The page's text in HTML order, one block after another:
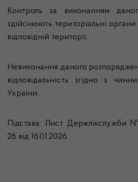
Контроль за виконанням
здійснюють територіальні
відповідній території.
Невиконання даного
відповідальність згідно з
України.
Підстава: Лист Держлікслужби
26 від 16.01.2026.